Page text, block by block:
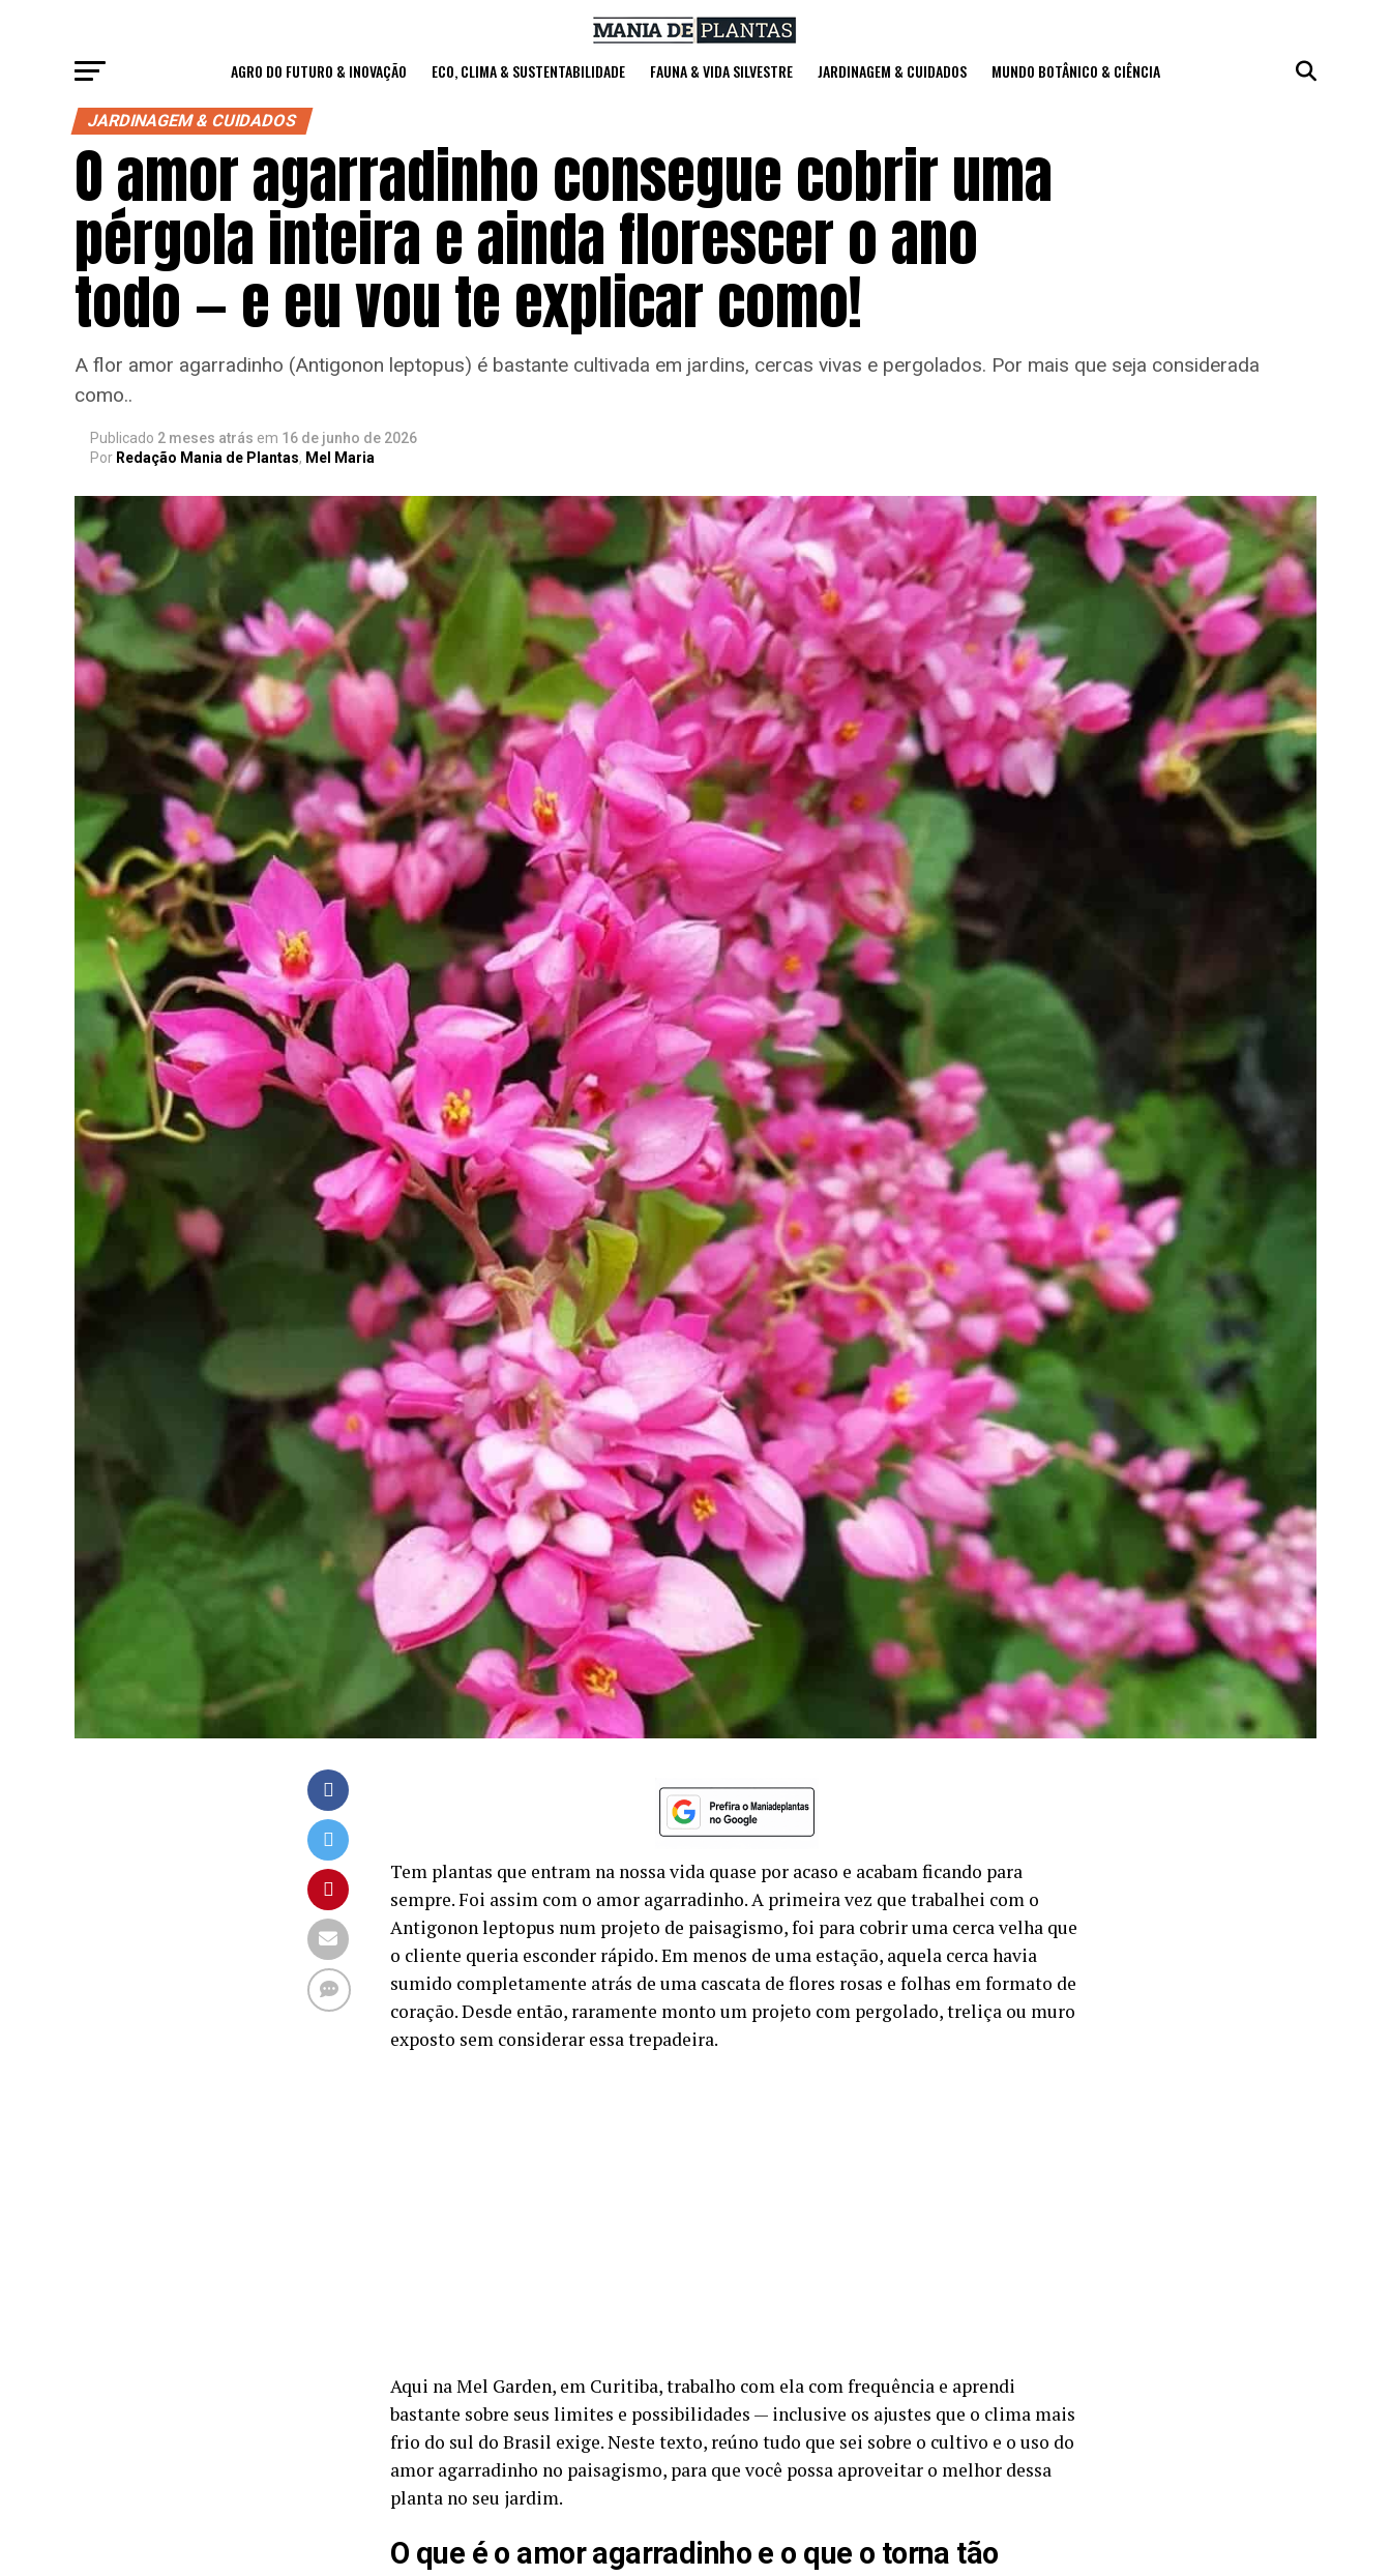
AGRO DO FUTURO & INOVAÇÃO ECO, CLIMA & SUSTENTABILIDADE FAUNA & VIDA SILVESTRE JARDINAGEM & CUIDADOS MUNDO BOTÂNICO & CIÊNCIA
JARDINAGEM & CUIDADOS
O amor agarradinho consegue cobrir uma
pérgola inteira e ainda florescer o ano
todo — e eu vou te explicar como!
A flor amor agarradinho (Antigonon leptopus) é bastante cultivada em jardins, cercas vivas e pergolados. Por mais que seja considerada
como..
Publicado 2 meses atrás em 16 de junho de 2026
Por Redação Mania de Plantas, Mel Maria
Tem plantas que entram na nossa vida quase por acaso e acabam ficando para
sempre. Foi assim com o amor agarradinho. A primeira vez que trabalhei com o
Antigonon leptopus num projeto de paisagismo, foi para cobrir uma cerca velha que
o cliente queria esconder rápido. Em menos de uma estação, aquela cerca havia
sumido completamente atrás de uma cascata de flores rosas e folhas em formato de
coração. Desde então, raramente monto um projeto com pergolado, treliça ou muro
exposto sem considerar essa trepadeira.
Aqui na Mel Garden, em Curitiba, trabalho com ela com frequência e aprendi
bastante sobre seus limites e possibilidades — inclusive os ajustes que o clima mais
frio do sul do Brasil exige. Neste texto, reúno tudo que sei sobre o cultivo e o uso do
amor agarradinho no paisagismo, para que você possa aproveitar o melhor dessa
planta no seu jardim.
O que é o amor agarradinho e o que o torna tão